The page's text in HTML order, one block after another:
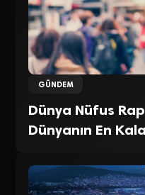
GÜNDEM
Dünya Nüfus
Dünyanın En